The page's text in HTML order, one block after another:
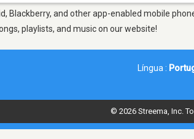
Blackberry, and other app-enabled mobile
playlists, and music on our website!
Língua :
© 2026 Streema, Inc.